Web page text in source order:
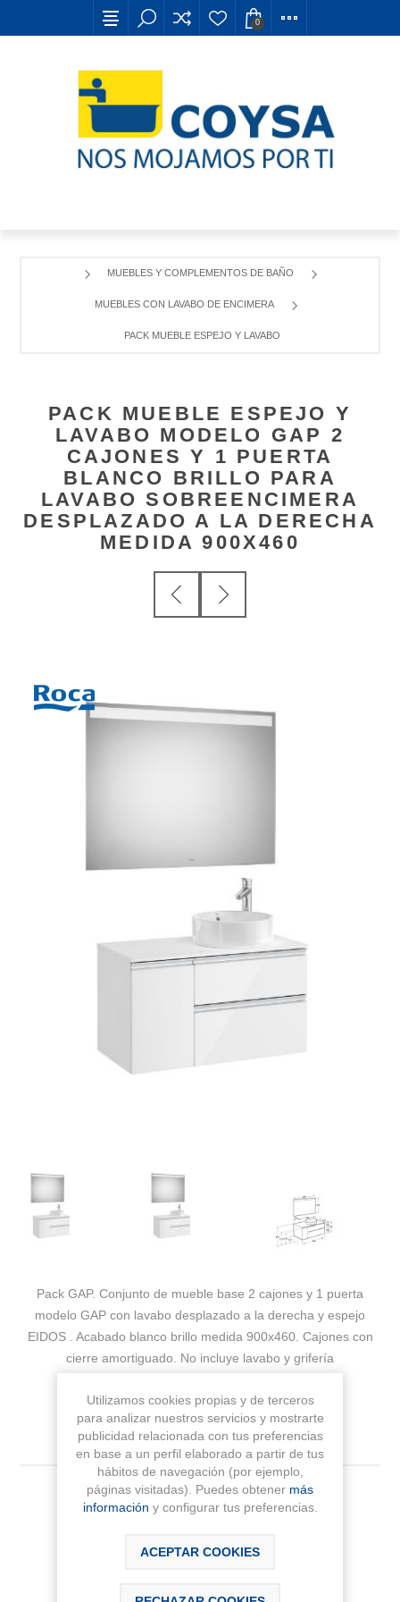
0
MUEBLES Y COMPLEMENTOS DE BAÑO
MUEBLES CON LAVABO DE ENCIMERA
PACK MUEBLE ESPEJO Y LAVABO MODELO GAP 2
PACK MUEBLE ESPEJO Y
LAVABO MODELO GAP 2
CAJONES Y 1 PUERTA
BLANCO BRILLO PARA
LAVABO SOBREENCIMERA
DESPLAZADO A LA DERECHA
MEDIDA 900X460
Pack GAP. Conjunto de mueble base 2 cajones y 1 puerta
modelo GAP con lavabo desplazado a la derecha y espejo
EIDOS . Acabado blanco brillo medida 900x460. Cajones con
cierre amortiguado. No incluye lavabo y grifería
Fabricante: ROCA
Sku: A851533806
Medida
Utilizamos cookies propias y de terceros
para analizar nuestros servicios y mostrarte
publicidad relacionada con tus preferencias
en base a un perfil elaborado a partir de tus
hábitos de navegación (por ejemplo,
páginas visitadas). Puedes obtener más
información y configurar tus preferencias.
ACEPTAR COOKIES